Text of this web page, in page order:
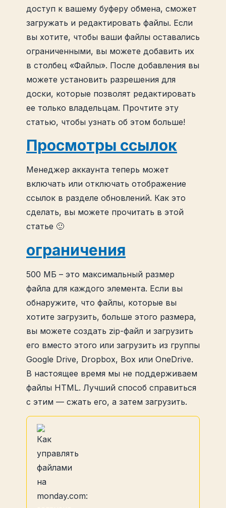
доступ к вашему буферу обмена, сможет
загружать и редактировать файлы. Если
вы хотите, чтобы ваши файлы оставались
ограниченными, вы можете добавить их
в столбец «Файлы». После добавления вы
можете установить разрешения для
доски, которые позволят редактировать
ее только владельцам. Прочтите эту
статью, чтобы узнать об этом больше!
Просмотры ссылок
Менеджер аккаунта теперь может
включать или отключать отображение
ссылок в разделе обновлений. Как это
сделать, вы можете прочитать в этой
статье 🙂
ограничения
500 МБ – это максимальный размер
файла для каждого элемента. Если вы
обнаружите, что файлы, которые вы
хотите загрузить, больше этого размера,
вы можете создать zip-файл и загрузить
его вместо этого или загрузить из группы
Google Drive, Dropbox, Box или OneDrive.
В настоящее время мы не поддерживаем
файлы HTML. Лучший способ справиться
с этим — сжать его, а затем загрузить.